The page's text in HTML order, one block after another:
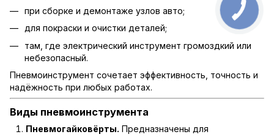
при сборке и демонтаже узлов авто;
для покраски и очистки деталей;
там, где электрический инструмент громоздкий или
небезопасный.
Пневмоинструмент сочетает эффективность, точность и
надёжность при любых работах.
Виды пневмоинструмента
Пневмогайковёрты. Предназначены для